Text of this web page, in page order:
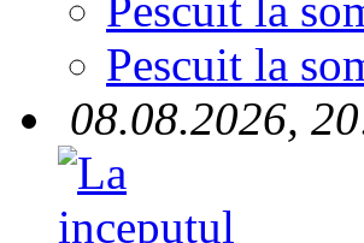
Pescuit la
Pescuit la
08.08.2026,